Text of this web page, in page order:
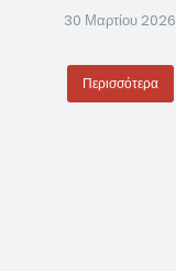
30 Μαρτίου 2026
Περισσότερα